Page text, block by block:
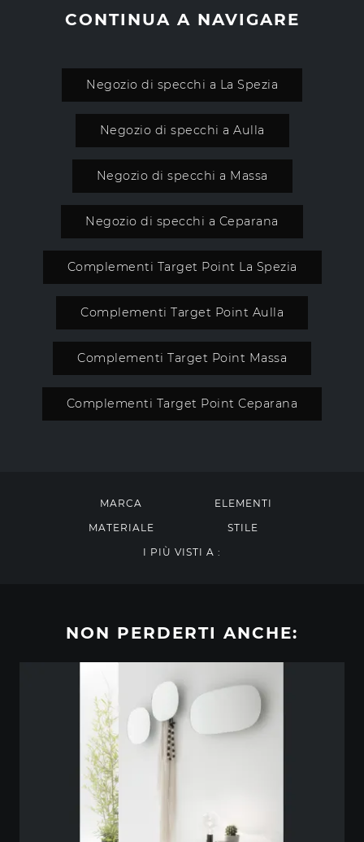
CONTINUA A NAVIGARE
Negozio di specchi a La Spezia
Negozio di specchi a Aulla
Negozio di specchi a Massa
Negozio di specchi a Ceparana
Complementi Target Point La Spezia
Complementi Target Point Aulla
Complementi Target Point Massa
Complementi Target Point Ceparana
MARCA
ELEMENTI
MATERIALE
STILE
I PIÙ VISTI A :
NON PERDERTI ANCHE: